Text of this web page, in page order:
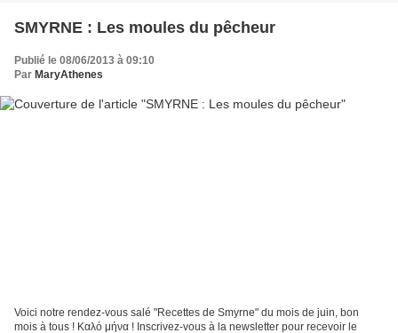
SMYRNE : Les moules du pêcheur
Publié le 08/06/2013 à 09:10
Par MaryAthenes
Voici notre rendez-vous salé "Recettes de Smyrne" du mois de juin, bon
mois à tous ! Καλό μήνα ! Inscrivez-vous à la newsletter pour recevoir le